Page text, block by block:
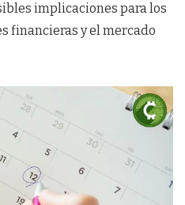
implicaciones para los
financieras y el mercado